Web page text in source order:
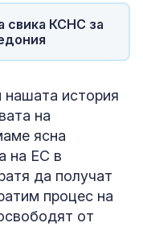
свика КСНС за
история
на
ясна
на ЕС в
да получат
процес на
от